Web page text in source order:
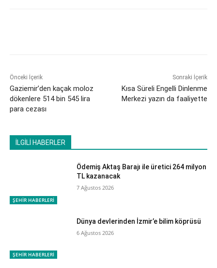
Önceki İçerik
Gaziemir’den kaçak moloz
dökenlere 514 bin 545 lira
para cezası
Sonraki İçerik
Kısa Süreli Engelli Dinlenme
Merkezi yazın da faaliyette
İLGİLİ HABERLER
ŞEHİR HABERLERİ
Ödemiş Aktaş Barajı ile üretici 264 milyon
TL kazanacak
7 Ağustos 2026
ŞEHİR HABERLERİ
Dünya devlerinden İzmir’e bilim köprüsü
6 Ağustos 2026